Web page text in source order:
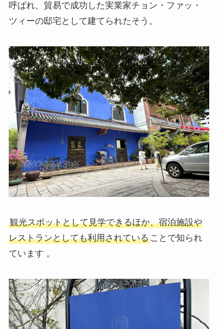
呼ばれ、貿易で成功した実業家チョン・ファッ・
ツィーの邸宅として建てられたそう。
観光スポットとして見学できるほか、宿泊施設や
レストランとしても利用されていることで知られ
ています 。